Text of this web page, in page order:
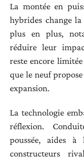
La montée en
hybrides change la
plus en plus,
réduire leur
reste encore
que le neuf
expansion.
La technologie
réflexion.
poussée, aides
constructeurs